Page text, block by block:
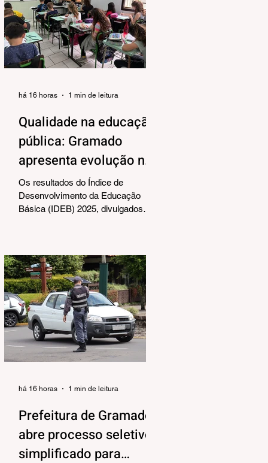
Qualidade na educação
pública: Gramado
apresenta evolução no
IDEB 2025
Os resultados do Índice de
Desenvolvimento da Educação
Básica (IDEB) 2025, divulgados
qualidade do ensino público. Os
dados mostram que as escolas da
rede municipal superaram tanto as
metas projetadas quanto as médias
nacionais em todas as etapas
avaliadas. Nos Anos Iniciais (1º ao
5º ano), o município ultrapassou a
meta nacional de 6,0 e ficou acima
há 16 horas 1 min de leitura
Prefeitura de Gramado
abre processo seletivo
simplificado para
há 16 horas 1 min de leitura